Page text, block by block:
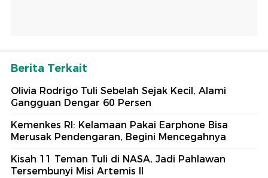
Berita Terkait
Olivia Rodrigo Tuli Sebelah Sejak Kecil, Alami
Gangguan Dengar 60 Persen
Kemenkes RI: Kelamaan Pakai Earphone Bisa
Merusak Pendengaran, Begini Mencegahnya
Kisah 11 Teman Tuli di NASA, Jadi Pahlawan
Tersembunyi Misi Artemis II